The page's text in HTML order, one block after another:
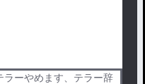
ーやめます、テラー辞